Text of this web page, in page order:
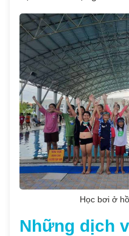
Học bơi ở
Những dịch